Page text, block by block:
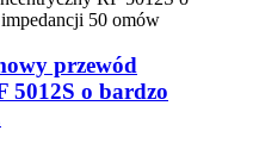
przewód
5012S o bardzo